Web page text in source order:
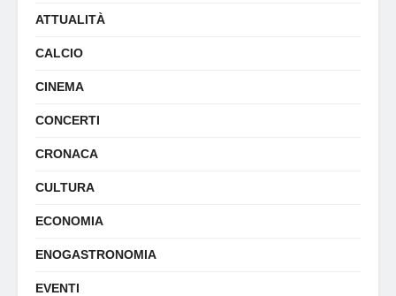
ATTUALITÀ
CALCIO
CINEMA
CONCERTI
CRONACA
CULTURA
ECONOMIA
ENOGASTRONOMIA
EVENTI